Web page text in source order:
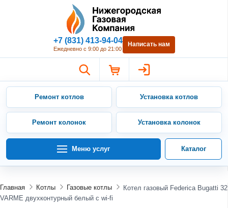
Нижегородская Газовая
+7 (831) 413-94-04
Ежедневно с 9:00 до 21:00
Написать нам
Ремонт котлов Установка котлов
Ремонт колонок Установка колонок
Меню услуг Каталог
Главная Котлы Газовые котлы
Котел газовый Federica Bugatti 32
VARME двухконтурный белый с wi-fi